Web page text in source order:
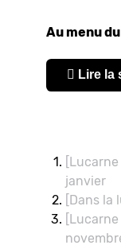
Au menu
Lire la
janvier
[Dans